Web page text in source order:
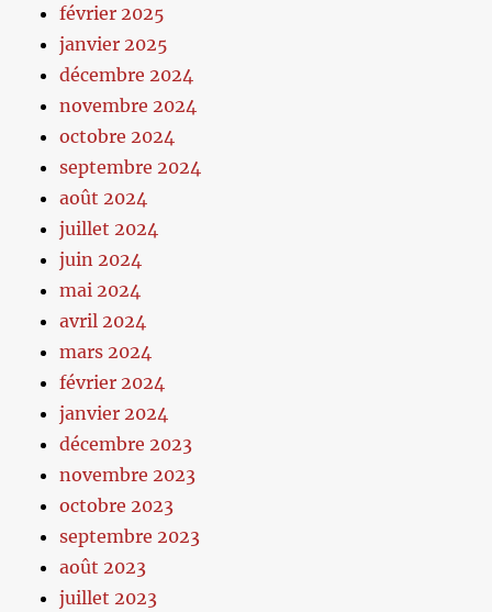
février 2025
janvier 2025
décembre 2024
novembre 2024
octobre 2024
septembre 2024
août 2024
juillet 2024
juin 2024
mai 2024
avril 2024
mars 2024
février 2024
janvier 2024
décembre 2023
novembre 2023
octobre 2023
septembre 2023
août 2023
juillet 2023